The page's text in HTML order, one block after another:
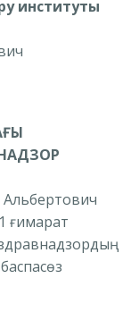
институты
ғимарат